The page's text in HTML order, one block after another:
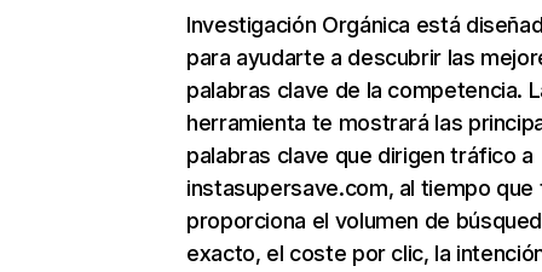
Investigación Orgánica está
para ayudarte a descubrir las
palabras clave de la competencia.
herramienta te mostrará las
palabras clave que dirigen tráfico a
instasupersave.com, al tiempo que
proporciona el volumen de
exacto, el coste por clic, la